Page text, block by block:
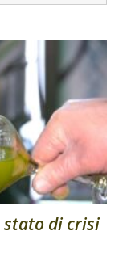
stato di crisi